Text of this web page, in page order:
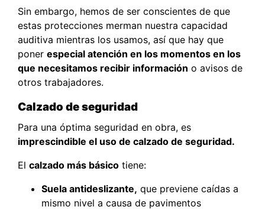
Sin embargo, hemos de ser conscientes de que
estas protecciones merman nuestra capacidad
auditiva mientras los usamos, así que hay que
poner especial atención en los momentos en los
que necesitamos recibir información o avisos de
otros trabajadores.
Calzado de seguridad
Para una óptima seguridad en obra, es
imprescindible el uso de calzado de seguridad.
El calzado más básico tiene:
Suela antideslizante, que previene caídas a
mismo nivel a causa de pavimentos